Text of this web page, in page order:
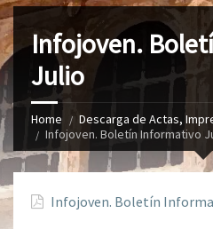
Infojoven.
Julio
Home
Descarga de Actas,
Infojoven. Boletín Informativo
Infojoven. Boletín